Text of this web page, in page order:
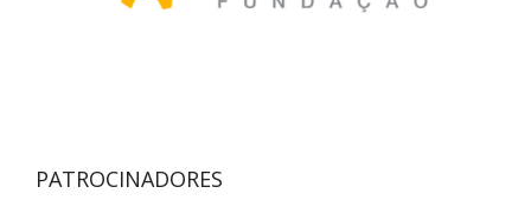
PATROCINADORES